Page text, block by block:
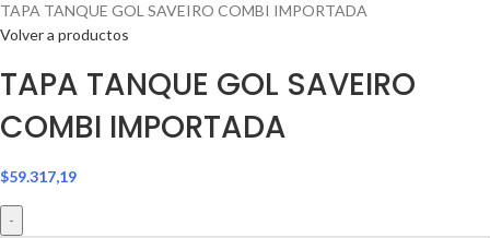
TAPA TANQUE GOL SAVEIRO COMBI IMPORTADA
Volver a productos
TAPA TANQUE GOL SAVEIRO
COMBI IMPORTADA
$59.317,19